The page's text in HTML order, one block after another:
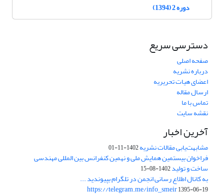
دوره 2 (1394)
دسترسی سریع
صفحه اصلی
درباره نشریه
اعضای هیات تحریریه
ارسال مقاله
تماس با ما
نقشه سایت
آخرین اخبار
مشابهت‌یابی مقالات نشریه1402-11-01
فراخوان بیستمین همایش ملی و نهمین کنفرانس بین المللی مهندسی
ساخت و تولید1402-08-15
به کانال اطلاع رسانی انجمن در تلگرام بپیوندید ...
https://telegram.me/info_smeir1395-06-19